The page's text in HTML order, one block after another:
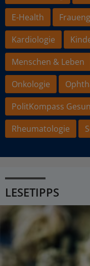
E-Health
Kardiologie
Menschen & Leben
Onkologie
PolitKompass
Rheumatologie
LESETIPPS